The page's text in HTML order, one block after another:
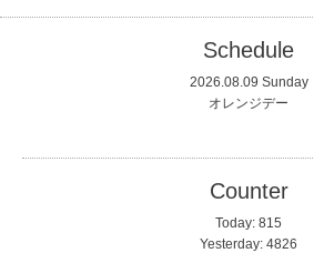
Schedule
2026.08.09 Sunday
オレンジデー
Counter
Today: 815
Yesterday: 4826